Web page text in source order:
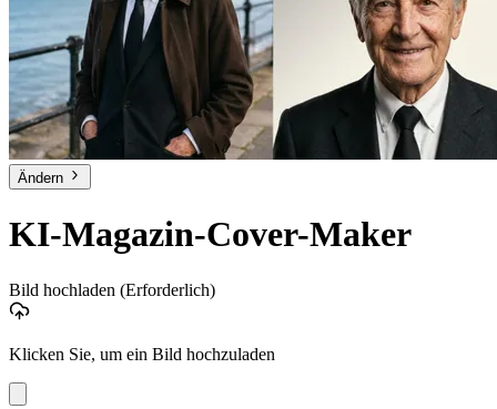
Ändern
KI-Magazin-Cover-Maker
Bild hochladen (Erforderlich)
Klicken Sie, um ein Bild hochzuladen